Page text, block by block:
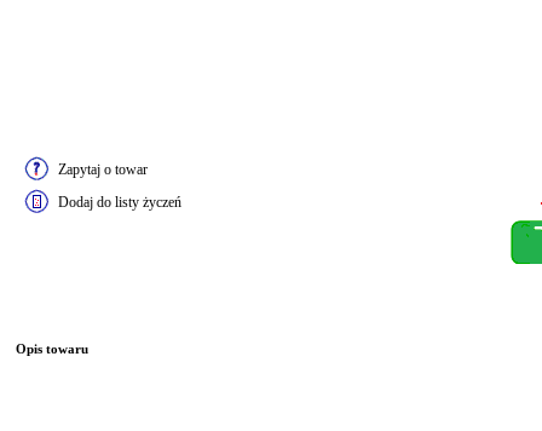
Zapytaj o towar
Dodaj do listy życzeń
Opis towaru